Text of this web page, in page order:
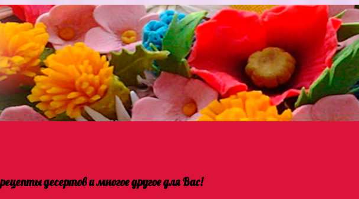
десертов и многое другое для Вас!